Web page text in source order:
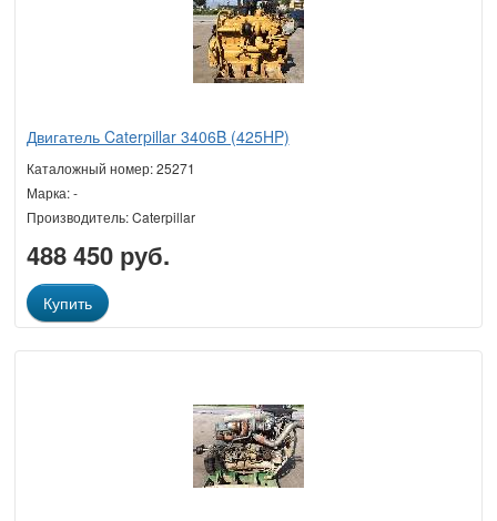
Двигатель Caterpillar 3406B (425HP)
Каталожный номер: 25271
Марка: -
Производитель: Caterpillar
488 450 руб.
Купить